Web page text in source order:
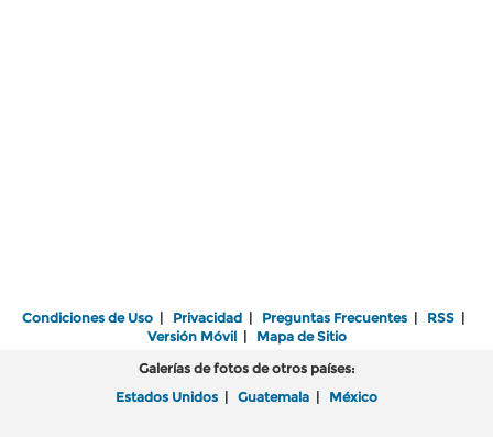
Condiciones de Uso | Privacidad | Preguntas Frecuentes | RSS |
Versión Móvil| Mapa de Sitio
Galerías de fotos de otros países:
Estados Unidos | Guatemala | México